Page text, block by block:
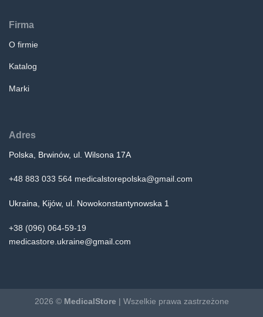
Firma
O firmie
Katalog
Marki
Adres
Polska, Brwinów, ul. Wilsona 17A
+48 883 033 564 medicalstorepolska@gmail.com
Ukraina, Kijów, ul. Nowokonstantynowska 1
+38 (096) 064-59-19
medicastore.ukraine@gmail.com
2026 © MedicalStore | Wszelkie prawa zastrzeżone